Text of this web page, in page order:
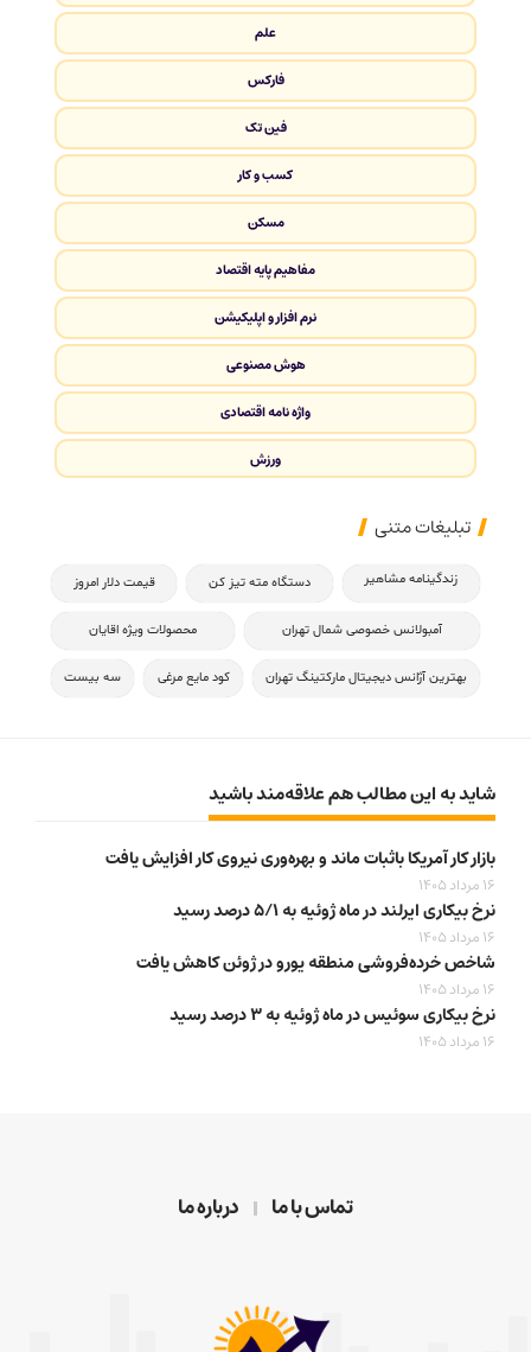
علم
فارکس
فین تک
کسب و کار
مسکن
مفاهیم پایه اقتصاد
نرم افزار و اپلیکیشن
هوش مصنوعی
واژه نامه اقتصادی
ورزش
تبلیغات متنی
زندگینامه مشاهیر دستگاه مته تیز کن قیمت دلار امروز
آمبولانس خصوصی شمال تهران محصولات ویژه اقایان
بهترین آژانس دیجیتال مارکتینگ تهران کود مایع مرغی سه بیست
شاید به این مطالب هم علاقه‌مند باشید
بازار کار آمریکا باثبات ماند و بهره‌وری نیروی کار افزایش یافت
16 مرداد 1405
نرخ بیکاری ایرلند در ماه ژوئیه به ۵/۱ درصد رسید
16 مرداد 1405
شاخص خرده‌فروشی منطقه یورو در ژوئن کاهش یافت
16 مرداد 1405
نرخ بیکاری سوئیس در ماه ژوئیه به ۳ درصد رسید
16 مرداد 1405
تماس با ما درباره ما